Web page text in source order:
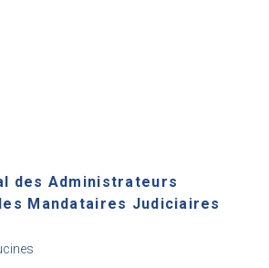
des Administrateurs
Mandataires Judiciaires